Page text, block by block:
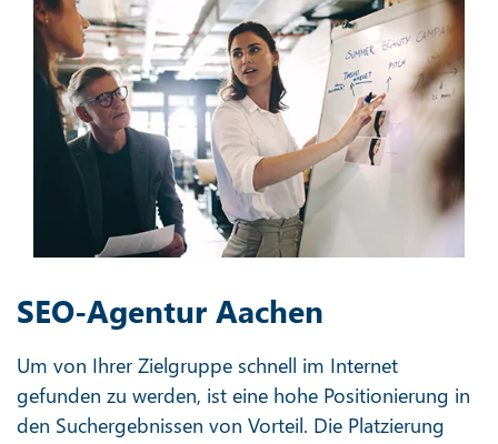
SEO-Agentur Aachen
Um von Ihrer Zielgruppe schnell im Internet
gefunden zu werden, ist eine hohe Positionierung in
den Suchergebnissen von Vorteil. Die Platzierung